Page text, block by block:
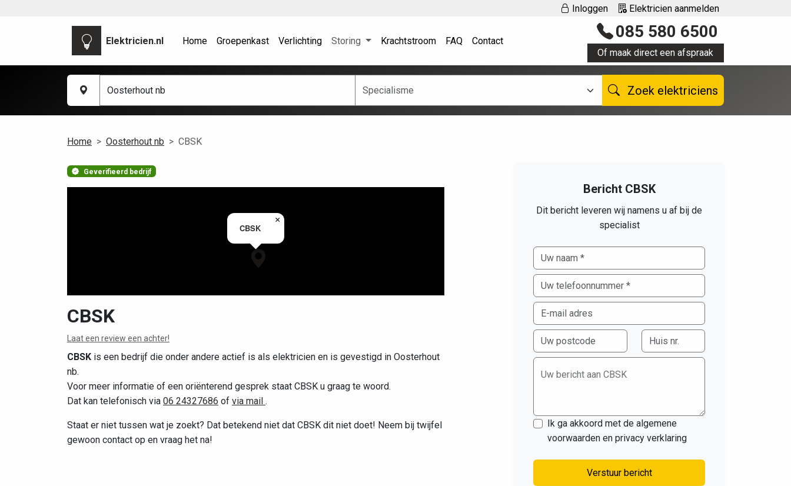
Inloggen Elektricien aanmelden
Elektricien.nl Home Groepenkast Verlichting Storing Krachtstroom FAQ Contact 085 580 6500
Of maak direct een afspraak
Zoek elektriciens
Home Oosterhout nb CBSK
Geverifieerd bedrijf
CBSK
×
CBSK
Laat een review een achter!
CBSK is een bedrijf die onder andere actief is als elektricien en is gevestigd in Oosterhout
nb.
Voor meer informatie of een oriënterend gesprek staat CBSK u graag te woord.
Dat kan telefonisch via 06 24327686 of via mail .
Staat er niet tussen wat je zoekt? Dat betekend niet dat CBSK dit niet doet! Neem bij twijfel
gewoon contact op en vraag het na!
Bericht CBSK
Dit bericht leveren wij namens u af bij de
specialist
Uw bericht aan CBSK
Ik ga akkoord met de algemene
voorwaarden en privacy verklaring
Verstuur bericht